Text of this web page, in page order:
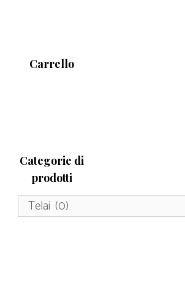
Carrello
Categorie di
prodotti